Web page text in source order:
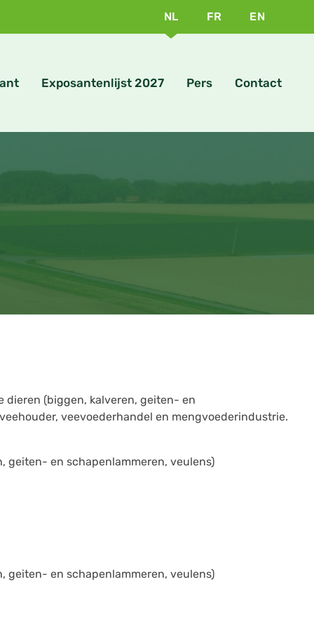
NL FR EN
Exposantenlijst 2027 Pers Contact
dieren (biggen, kalveren, geiten- en
veevoederhandel en mengvoederindustrie.
geiten- en schapenlammeren, veulens)
geiten- en schapenlammeren, veulens)